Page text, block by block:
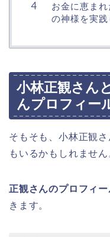
お金に恵ま
の神様を実践
小林正観さん
んプロフィー
そもそも、小林正観
もいるかもしれません
正観さんのプロフィー
きます。